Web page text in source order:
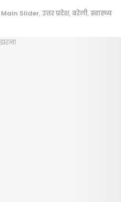
Main Slider, उत्तर प्रदेश, बरेली, स्वास्थ्य